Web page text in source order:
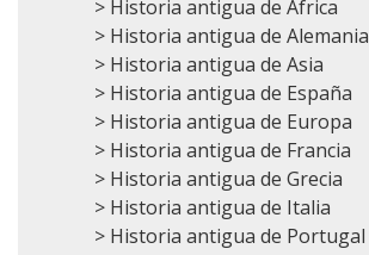
> Historia antigua de África
> Historia antigua de Alemania
> Historia antigua de Asia
> Historia antigua de España
> Historia antigua de Europa
> Historia antigua de Francia
> Historia antigua de Grecia
> Historia antigua de Italia
> Historia antigua de Portugal